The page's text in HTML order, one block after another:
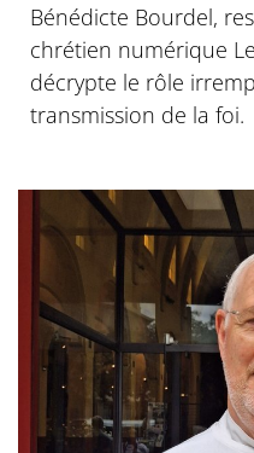
Bénédicte Bourdel,
chrétien numérique
décrypte le rôle
transmission de la foi.